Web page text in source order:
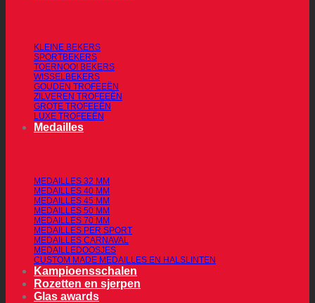
KLEINE BEKERS
SPORTBEKERS
TOERNOOI BEKERS
WISSELBEKERS
GOUDEN TROFEEËN
ZILVEREN TROFEEËN
GROTE TROFEEËN
LUXE TROFEEËN
Medailles
MEDAILLES 32 MM
MEDAILLES 40 MM
MEDAILLES 45 MM
MEDAILLES 50 MM
MEDAILLES 70 MM
MEDAILLES PER SPORT
MEDAILLES CARNAVAL
MEDAILLEDOOSJES
CUSTOM MADE MEDAILLES EN HALSLINTEN
Kampioensschalen
Rozetten en sjerpen
Glas awards